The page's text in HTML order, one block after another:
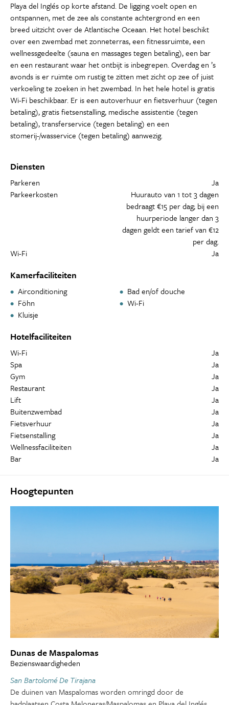
Playa del Inglés op korte afstand. De ligging voelt open en
ontspannen, met de zee als constante achtergrond en een
breed uitzicht over de Atlantische Oceaan. Het hotel beschikt
over een zwembad met zonneterras, een fitnessruimte, een
wellnessgedeelte (sauna en massages tegen betaling), een bar
en een restaurant waar het ontbijt is inbegrepen. Overdag en ’s
avonds is er ruimte om rustig te zitten met zicht op zee of juist
verkoeling te zoeken in het zwembad. In het hele hotel is gratis
Wi-Fi beschikbaar. Er is een autoverhuur en fietsverhuur (tegen
betaling), gratis fietsenstalling, medische assistentie (tegen
betaling), transferservice (tegen betaling) en een
stomerij-/wasservice (tegen betaling) aanwezig.
Diensten
Parkeren
Ja
Parkeerkosten
Huurauto van 1 tot 3 dagen
bedraagt €15 per dag; bij een
huurperiode langer dan 3
dagen geldt een tarief van €12
per dag.
Wi-Fi
Ja
Kamerfaciliteiten
Airconditioning
Bad en/of douche
Föhn
Wi-Fi
Kluisje
Hotelfaciliteiten
Wi-Fi
Ja
Spa
Ja
Gym
Ja
Restaurant
Ja
Lift
Ja
Buitenzwembad
Ja
Fietsverhuur
Ja
Fietsenstalling
Ja
Wellnessfaciliteiten
Ja
Bar
Ja
Hoogtepunten
Dunas de Maspalomas
Bezienswaardigheden
San Bartolomé De Tirajana
De duinen van Maspalomas worden omringd door de